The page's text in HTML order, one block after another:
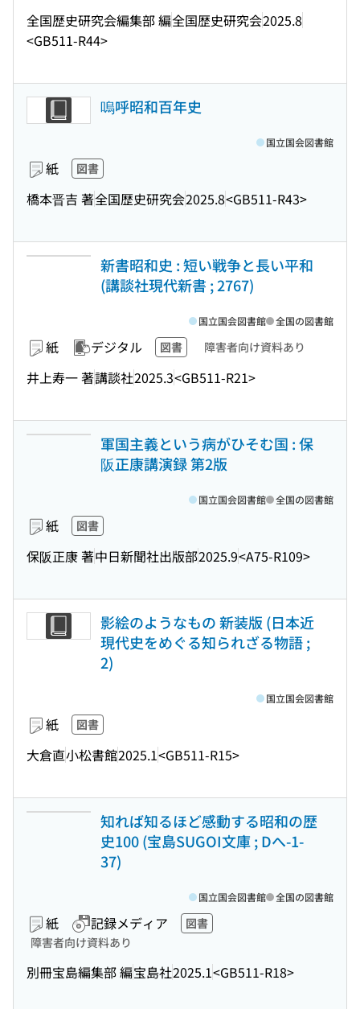
全国歴史研究会編集部 編全国歴史研究会2025.8
<GB511-R44>
嗚呼昭和百年史
紙 図書
橋本晋吉 著全国歴史研究会2025.8<GB511-R43>
国立国会図書館
新書昭和史 : 短い戦争と長い平和
(講談社現代新書 ; 2767)
紙 デジタル 図書 障害者向け資料あり
井上寿一 著講談社2025.3<GB511-R21>
国立国会図書館 全国の図書館
軍国主義という病がひそむ国 : 保
阪正康講演録 第2版
紙 図書
保阪正康 著中日新聞社出版部2025.9<A75-R109>
国立国会図書館 全国の図書館
影絵のようなもの 新装版 (日本近
現代史をめぐる知られざる物語 ;
2)
紙 図書
大倉直小松書館2025.1<GB511-R15>
国立国会図書館
知れば知るほど感動する昭和の歴
史100 (宝島SUGOI文庫 ; Dへ-1-
37)
紙 記録メディア
図書
障害者向け資料あり
別冊宝島編集部 編宝島社2025.1<GB511-R18>
国立国会図書館 全国の図書館